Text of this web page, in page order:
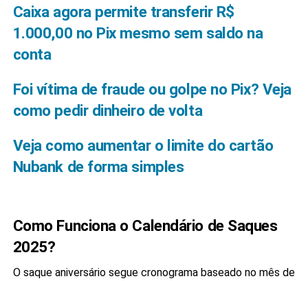
Caixa agora permite transferir R$
1.000,00 no Pix mesmo sem saldo na
conta
Foi vítima de fraude ou golpe no Pix? Veja
como pedir dinheiro de volta
Veja como aumentar o limite do cartão
Nubank de forma simples
Como Funciona o Calendário de Saques
2025?
O saque aniversário segue cronograma baseado no mês de